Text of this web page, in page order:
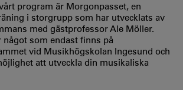
program är Morgonpasset, en
i storgrupp som har utvecklats av
med gästprofessor Ale Möller.
som endast finns på
vid Musikhögskolan Ingesund och
att utveckla din musikaliska